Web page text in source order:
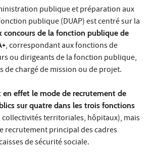
publique et préparation aux
publique (DUAP) est centré sur la
concours de la fonction publique de
, correspondant aux fonctions de
ou dirigeants de la fonction publique,
de chargé de mission ou de projet.
en effet le mode de recrutement de
sur quatre dans les trois fonctions
collectivités territoriales, hôpitaux), mais
recrutement principal des cadres
de sécurité sociale.